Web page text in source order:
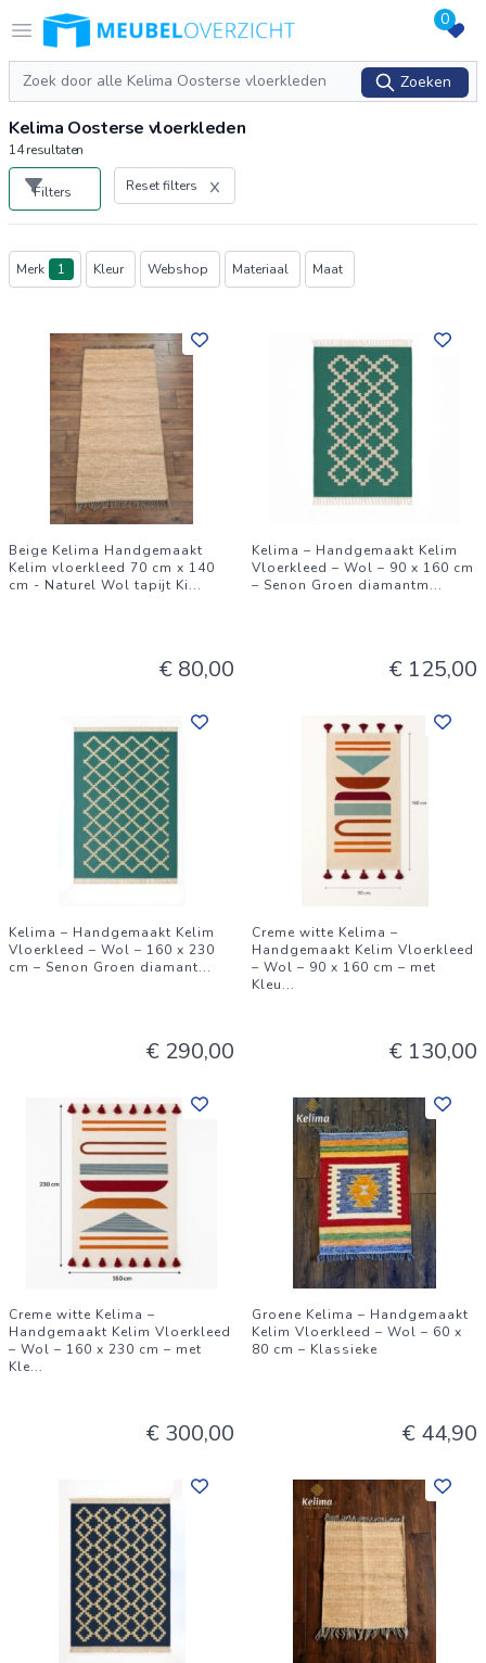
Open menu
Logo Meubeloverzicht.nl 0
Zoeken
Zoeken
Kelima Oosterse vloerkleden
14resultaten
Filters Reset filters
Producten
Merk 1 Kleur Webshop Materiaal Maat
Beige Kelima Handgemaakt
Kelim vloerkleed 70 cm x 140
cm - Naturel Wol tapijt Ki...
€ 80,00
Kelima – Handgemaakt Kelim
Vloerkleed – Wol – 90 x 160 cm
– Senon Groen diamantm...
€ 125,00
Kelima – Handgemaakt Kelim
Vloerkleed – Wol – 160 x 230
cm – Senon Groen diamant...
€ 290,00
Creme witte Kelima –
Handgemaakt Kelim Vloerkleed
– Wol – 90 x 160 cm – met
Kleu...
€ 130,00
Creme witte Kelima –
Handgemaakt Kelim Vloerkleed
– Wol – 160 x 230 cm – met
Kle...
€ 300,00
Groene Kelima – Handgemaakt
Kelim Vloerkleed – Wol – 60 x
80 cm – Klassieke
€ 44,90